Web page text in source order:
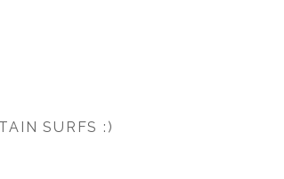
SURFS :)